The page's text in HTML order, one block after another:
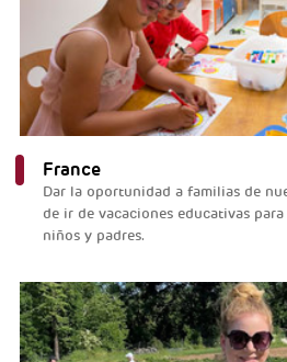
France
Dar la oportunidad a familias de
de ir de vacaciones educativas
niños y padres.